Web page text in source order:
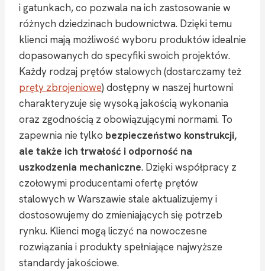
i gatunkach, co pozwala na ich zastosowanie w
różnych dziedzinach budownictwa. Dzięki temu
klienci mają możliwość wyboru produktów idealnie
dopasowanych do specyfiki swoich projektów.
Każdy rodzaj prętów stalowych (dostarczamy też
pręty zbrojeniowe) dostępny w naszej hurtowni
charakteryzuje się wysoką jakością wykonania
oraz zgodnością z obowiązującymi normami. To
zapewnia nie tylko bezpieczeństwo konstrukcji,
ale także ich trwałość i odporność na
uszkodzenia mechaniczne. Dzięki współpracy z
czołowymi producentami ofertę prętów
stalowych w Warszawie stale aktualizujemy i
dostosowujemy do zmieniających się potrzeb
rynku. Klienci mogą liczyć na nowoczesne
rozwiązania i produkty spełniające najwyższe
standardy jakościowe.